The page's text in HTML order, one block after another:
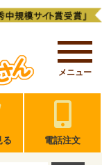
メニュー
る 電話注文